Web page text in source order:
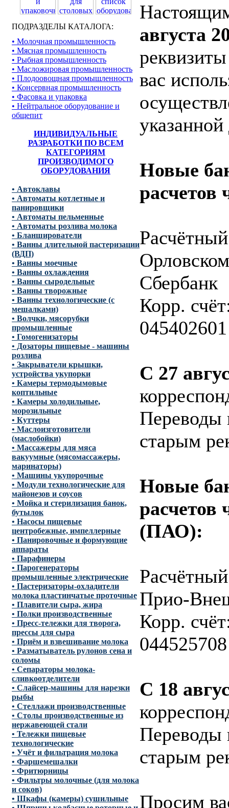
ПОДРАЗДЕЛЫ КАТАЛОГА:
• Молочная промышленность
• Мясная промышленность
• Рыбная промышленность
• Масложировая промышленность
• Плодоовощная промышленность
• Консервная промышленность
• Фасовка и упаковка
• Нейтральное оборудование и
общепит
ИНДИВИДУАЛЬНЫЕ
РАЗРАБОТКИ ПО ВСЕМ
КАТЕГОРИЯМ
ПРОИЗВОДИМОГО
ОБОРУДОВАНИЯ
• Автоклавы
• Автоматы котлетные и
панировщики
• Автоматы пельменные
• Автоматы розлива молока
• Бланширователи
• Ванны длительной пастеризации
(ВДП)
• Ванны моечные
• Ванны охлаждения
• Ванны сыродельные
• Ванны творожные
• Ванны технологические (с
мешалками)
• Волчки, мясорубки
промышленные
• Гомогенизаторы
• Дозаторы пищевые - машины
розлива
• Закрыватели крышки,
устройства укупорки
• Камеры термодымовые
коптильные
• Камеры холодильные,
морозильные
• Куттеры
• Маслоизготовители
(маслобойки)
• Массажеры для мяса
вакуумные (мясомассажеры,
маринаторы)
• Машины укупорочные
• Модули технологические для
майонезов и соусов
• Мойка и стерилизация банок,
бутылок
• Насосы пищевые
центробежные, импеллерные
• Панировочные и формующие
аппараты
• Парафинеры
• Парогенераторы
промышленные электрические
• Пастеризаторы-охладители
молока пластинчатые проточные
• Плавители сыра, жира
• Полки производственные
• Пресс-тележки для творога,
прессы для сыра
• Приём и взвешивание молока
• Разматыватель рулонов сена и
соломы
• Сепараторы молока-
сливкоотделители
• Слайсер-машины для нарезки
рыбы
• Стеллажи производственные
• Столы производственные из
нержавеющей стали
• Тележки пищевые
технологические
• Учёт и фильтрация молока
• Фаршемешалки
• Фритюрницы
• Фильтры молочные (для молока
и соков)
• Шкафы (камеры) сушильные
августа
вас
Новые
Сбербанк
Корр.
045402601
С 27
Переводы
старым
Новые
расчетов
(ПАО):
Прио-
Корр.
044525708
С 18
Переводы
старым
Просим